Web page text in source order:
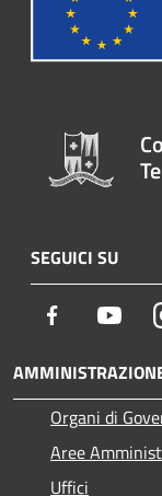
SEGUICI SU
Facebook
Organi di
Aree
Uffici